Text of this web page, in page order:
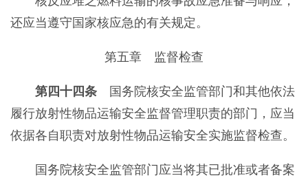
还应当遵守国家核应急的有关规定。
第五章 监督检查
第四十四条国务院核安全监管部门和其他依法
履行放射性物品运输安全监督管理职责的部门，应当
依据各自职责对放射性物品运输安全实施监督检查。
国务院核安全监管部门应当将其已批准或者备案